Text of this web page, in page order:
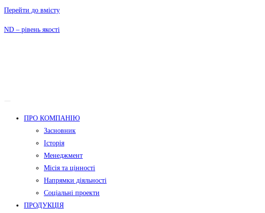
Перейти до вмісту
ND – рівень якості
ПРО КОМПАНІЮ
Засновник
Історія
Менеджмент
Місія та цінності
Напрямки діяльності
Соціальні проекти
ПРОДУКЦІЯ